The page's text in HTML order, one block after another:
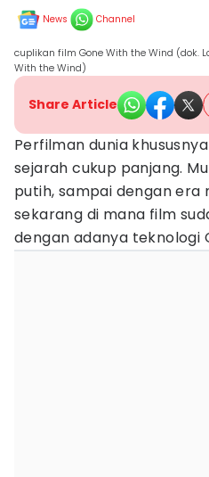
News Channel
cuplikan film Gone With the Wind (dok.
With the Wind)
Share Article
Perfilman dunia
sejarah cukup panjang.
putih, sampai dengan era
sekarang di mana film
dengan adanya teknologi